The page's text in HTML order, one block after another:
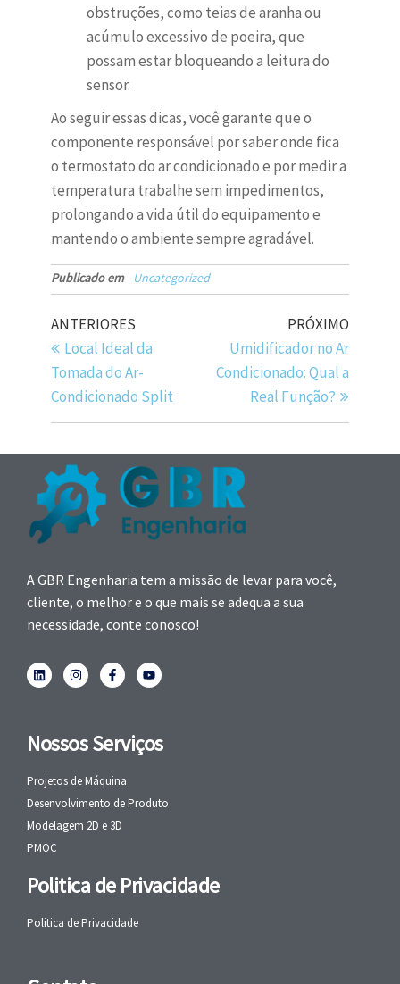
obstruções, como teias de aranha ou
acúmulo excessivo de poeira, que
possam estar bloqueando a leitura do
sensor.
Ao seguir essas dicas, você garante que o
componente responsável por saber onde fica
o termostato do ar condicionado e por medir a
temperatura trabalhe sem impedimentos,
prolongando a vida útil do equipamento e
mantendo o ambiente sempre agradável.
Publicado em Uncategorized
ANTERIORES
Local Ideal da
Tomada do Ar-
Condicionado Split
PRÓXIMO
Umidificador no Ar
Condicionado: Qual a
Real Função?
A GBR Engenharia tem a missão de levar para você,
cliente, o melhor e o que mais se adequa a sua
necessidade, conte conosco!
Nossos Serviços
Projetos de Máquina
Desenvolvimento de Produto
Modelagem 2D e 3D
PMOC
Politica de Privacidade
Politica de Privacidade